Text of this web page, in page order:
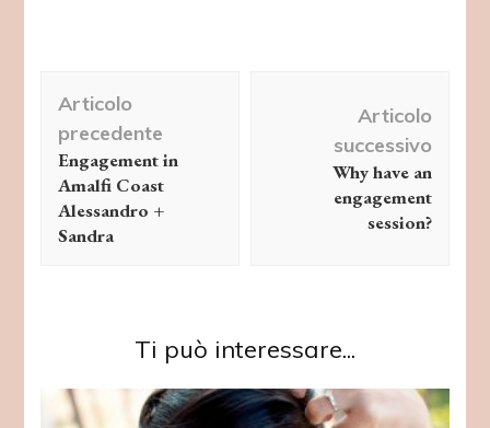
articolo
Articolo
precedente
Engagement in
Amalfi Coast
Alessandro +
Sandra
Articolo
successivo
Why have an
engagement
session?
Ti può interessare...